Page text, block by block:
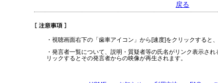
戻る
・視聴画面右下の「歯車アイコン」から[速度]をクリックすると
・発言者一覧について、説明・質疑者等の氏名がリンク表示さ
リックするとその発言者からの映像が再生されます。